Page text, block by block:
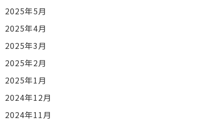
2025年5月
2025年4月
2025年3月
2025年2月
2025年1月
2024年12月
2024年11月